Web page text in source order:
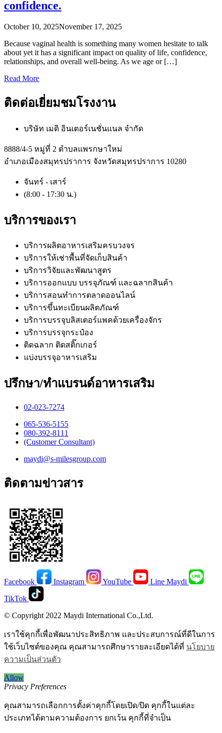
ฟื้นฟู
สมดุล-
ความ
มั่นใจ
ให้
หญิง
confidence.
October 10, 2025November 17, 2025
Because vaginal health is something many women hesitate to talk
about yet it has a significant impact on quality of life, confidence,
relationships, and overall well-being. As we age or […]
Read More
ติดต่อเยี่ยมชมโรงงาน
บริษัท เมดิ อินเตอร์เนชั่นแนล จำกัด
8888/4-5 หมู่ที่ 2 ตำบลแพรกษาใหม่
อำเภอเมืองสมุทรปราการ จังหวัดสมุทรปราการ 10280
จันทร์ - เสาร์
(8:00 - 17:30 น.)
บริการของเรา
บริการผลิตอาหารเสริมครบวงจร
บริการให้เช่าพื้นที่จัดเก็บสินค้า
บริการวิจัยและพัฒนาสูตร
บริการออกแบบ บรรจุภัณฑ์ และฉลากสินค้า
บริการสอนทำการตลาดออนไลน์
บริการขึ้นทะเบียนผลิตภัณฑ์
บริการบรรจุบลิสเตอร์แพคด้วยเครื่องจักร
บริการบรรจุกระป๋อง
ติดฉลาก ติดสติ๊กเกอร์
แบ่งบรรจุอาหารเสริม
ปรึกษา/ทำแบรนด์อาหารเสริม
02-023-7274​
065-536-5155
​080-392-8111
(Customer Consultant)​
maydi@s-milesgroup.com
ติดตามข่าวสาร
Facebook Instagram YouTube
Line Maydi
TikTok
© Copyright 2022 Maydi International Co.,Ltd.
เราใช้คุกกี้เพื่อพัฒนาประสิทธิภาพ และประสบการณ์ที่ดีในการ
ใช้เว็บไซต์ของคุณ คุณสามารถศึกษารายละเอียดได้ที่ นโยบาย
ความเป็นส่วนตัว
Allow
Privacy Preferences
คุณสามารถเลือกการตั้งค่าคุกกี้โดยเปิด/ปิด คุกกี้ในแต่ละ
ประเภทได้ตามความต้องการ ยกเว้น คุกกี้ที่จำเป็น